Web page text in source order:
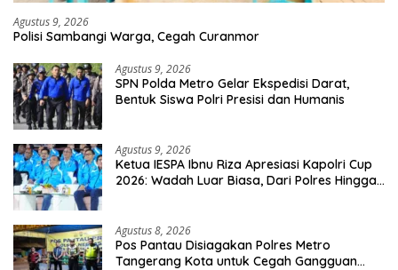
Agustus 9, 2026
Polisi Sambangi Warga, Cegah Curanmor
Agustus 9, 2026
SPN Polda Metro Gelar Ekspedisi Darat,
Bentuk Siswa Polri Presisi dan Humanis
Agustus 9, 2026
Ketua IESPA Ibnu Riza Apresiasi Kapolri Cup
2026: Wadah Luar Biasa, Dari Polres Hingga
Agustus 8, 2026
Pos Pantau Disiagakan Polres Metro
Tangerang Kota untuk Cegah Gangguan